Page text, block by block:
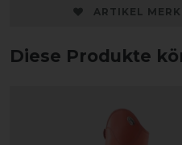
ARTIKEL
Diese Produkte